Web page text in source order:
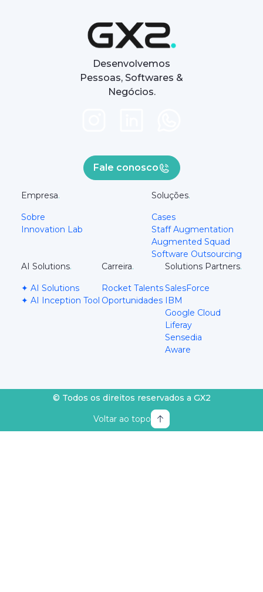
Desenvolvemos
Pessoas, Softwares &
Negócios.
Fale conosco
Empresa.
Sobre
Innovation Lab
Soluções.
Cases
Staff Augmentation
Augmented Squad
Software Outsourcing
AI Solutions.
✦ AI Solutions
✦ AI Inception Tool
Carreira.
Rocket Talents
Oportunidades
Solutions Partners.
SalesForce
IBM
Google Cloud
Liferay
Sensedia
Aware
© Todos os direitos reservados a GX2
Voltar ao topo